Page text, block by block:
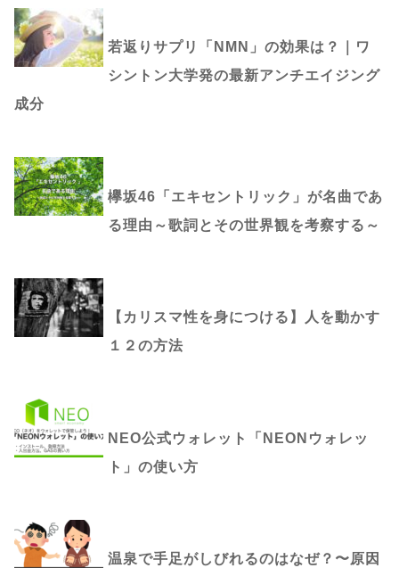
若返りサプリ「NMN」の効果は？｜ワ
シントン大学発の最新アンチエイジング
成分
欅坂46「エキセントリック」が名曲であ
る理由～歌詞とその世界観を考察する～
【カリスマ性を身につける】人を動かす
１２の方法
NEO公式ウォレット「NEONウォレッ
ト」の使い方
温泉で手足がしびれるのはなぜ？〜原因